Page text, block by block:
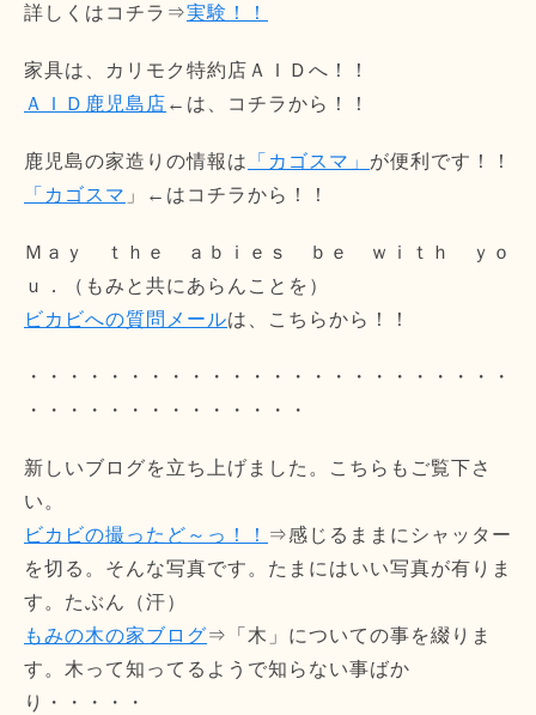
詳しくはコチラ⇒実験！！
家具は、カリモク特約店ＡＩＤへ！！
ＡＩＤ鹿児島店 ←は、コチラから！！
鹿児島の家造りの情報は 「カゴスマ」 が便利です！！
「カゴスマ 」←はコチラから！！
Ｍａｙ ｔｈｅ ａｂｉｅｓ ｂｅ ｗｉｔｈ ｙｏ
ｕ．（もみと共にあらんことを）
ビカビへの質問メールは、こちらから！！
・・・・・・・・・・・・・・・・・・・・・・・・
・・・・・・・・・・・・・・
新しいブログを立ち上げました。こちらもご覧下さ
い。
ビカビの撮ったど～っ！！ ⇒感じるままにシャッター
を切る。そんな写真です。たまにはいい写真が有りま
す。たぶん（汗）
もみの木の家ブログ⇒「木」についての事を綴りま
す。木って知ってるようで知らない事ばか
り・・・・・